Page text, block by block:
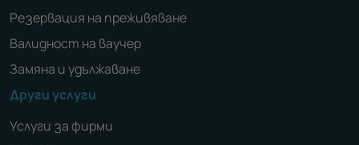
Резервация на преживяване
Валидност на ваучер
Замяна и удължаване
Други услуги
Услуги за фирми